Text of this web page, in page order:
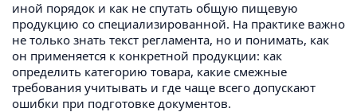
иной порядок и как не спутать общую пищевую
продукцию со специализированной. На практике важно
не только знать текст регламента, но и понимать, как
он применяется к конкретной продукции: как
определить категорию товара, какие смежные
требования учитывать и где чаще всего допускают
ошибки при подготовке документов.